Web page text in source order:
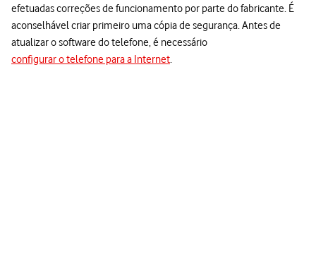
efetuadas correções de funcionamento por parte do fabricante. É
aconselhável criar primeiro uma cópia de segurança. Antes de
atualizar o software do telefone, é necessário
configurar o telefone para a Internet.